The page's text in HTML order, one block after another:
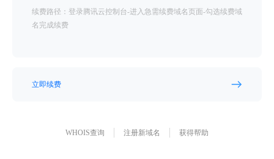
续费路径：登录腾讯云控制台-进入急需续费域名页面-勾选续费域
名完成续费
立即续费
WHOIS查询 注册新域名 获得帮助